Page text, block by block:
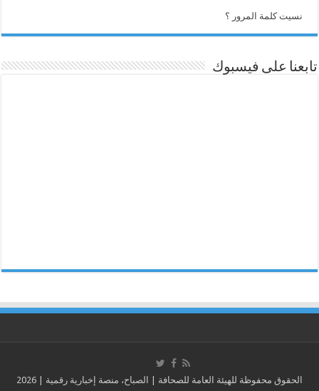
نسيت كلمة المرور ؟
تابعنا على فيسبوك
الحقوق محفوظة للهيئة العامة للصحافة | الصباح، منصة إخبارية رقمية | 2026